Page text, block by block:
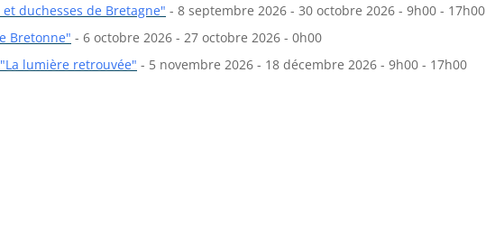
duchesses de Bretagne" - 8 septembre 2026 - 30 octobre 2026 - 9h00 - 17h00
Bretonne" - 6 octobre 2026 - 27 octobre 2026 - 0h00
lumière retrouvée" - 5 novembre 2026 - 18 décembre 2026 - 9h00 - 17h00